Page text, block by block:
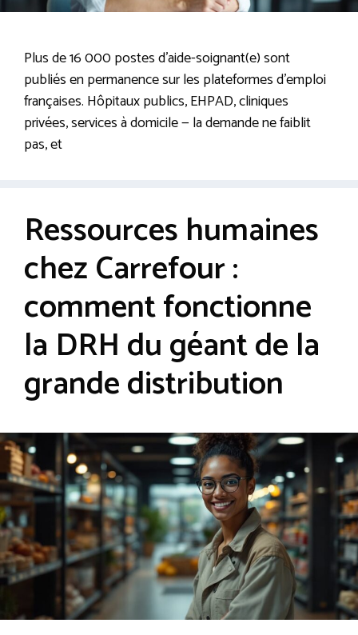
Plus de 16 000 postes d’aide-soignant(e) sont
publiés en permanence sur les plateformes d’emploi
françaises. Hôpitaux publics, EHPAD, cliniques
privées, services à domicile — la demande ne faiblit
pas, et
Ressources humaines
chez Carrefour :
comment fonctionne
la DRH du géant de la
grande distribution